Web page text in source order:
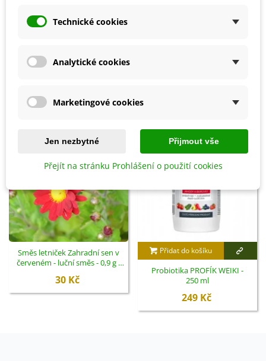
Směs letniček Zahradní sen v
červeném - luční směs - 0,9 g -
30 Kč
Přidat do košíku
Probiotika PROFÍK WEIKI -
250 ml
249 Kč
Technické cookies
Analytické cookies
Marketingové cookies
Jen nezbytné Přijmout vše
Přejít na stránku Prohlášení o použití cookies